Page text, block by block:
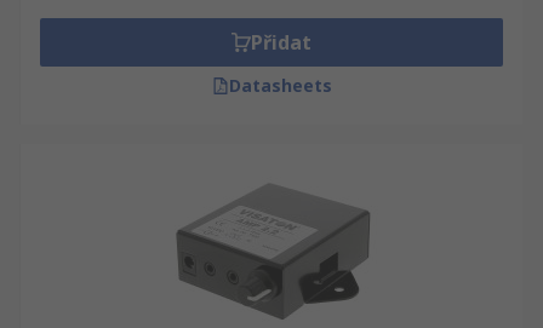
Přidat
Datasheets